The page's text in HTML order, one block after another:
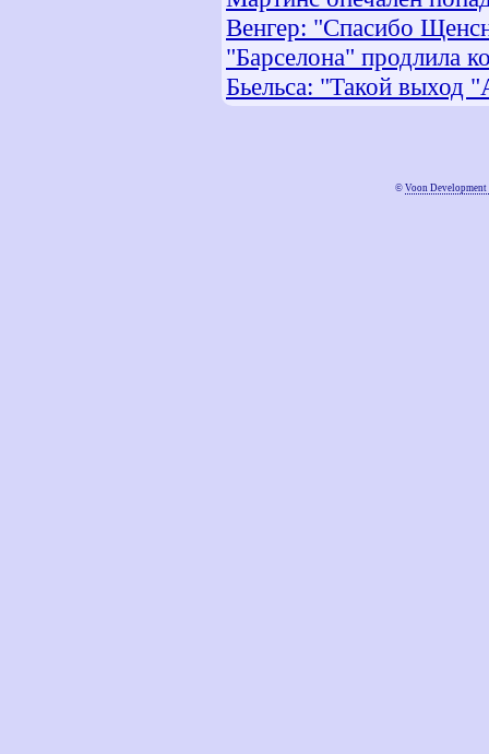
Венгер: "Спасибо
"Барселона" продлила
Бьельса: "Такой выход
© Voon Development